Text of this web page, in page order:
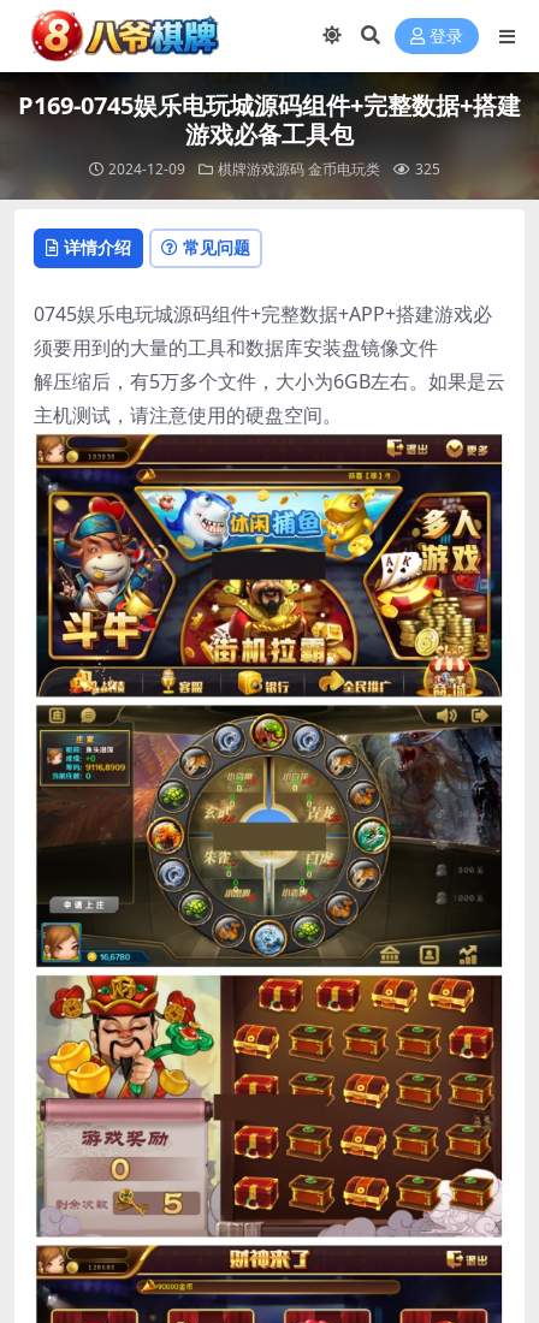
登录
P169-0745娱乐电玩城源码组件+完整数据+搭建
游戏必备工具包
2024-12-09 棋牌游戏源码金币电玩类 325
详情介绍 常见问题
0745娱乐电玩城源码组件+完整数据+APP+搭建游戏必
须要用到的大量的工具和数据库安装盘镜像文件
解压缩后，有5万多个文件，大小为6GB左右。如果是云
主机测试，请注意使用的硬盘空间。